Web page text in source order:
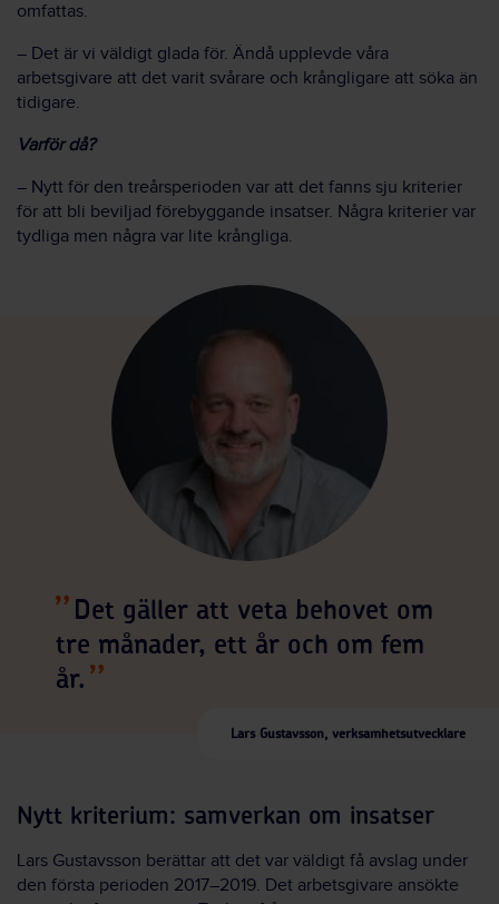
omfattas.
– Det är vi väldigt glada för. Ändå upplevde våra
arbetsgivare att det varit svårare och krångligare att söka än
tidigare.
Varför då?
– Nytt för den treårsperioden var att det fanns sju kriterier
för att bli beviljad förebyggande insatser. Några kriterier var
tydliga men några var lite krångliga.
Det gäller att veta behovet om
tre månader, ett år och om fem
år.
Lars Gustavsson, verksamhetsutvecklare
Nytt kriterium: samverkan om insatser
Lars Gustavsson berättar att det var väldigt få avslag under
den första perioden 2017–2019. Det arbetsgivare ansökte